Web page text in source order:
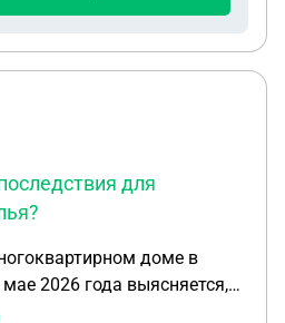
для
доме в
2026 года выясняется,
собственности